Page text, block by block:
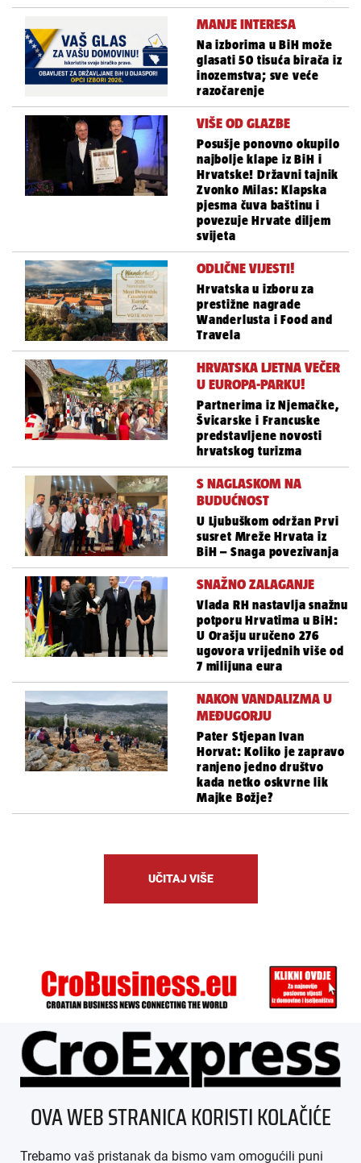
MANJE INTERESA
Na izborima u BiH može
glasati 50 tisuća birača iz
inozemstva; sve veće
razočarenje
VIŠE OD GLAZBE
Posušje ponovno okupilo
najbolje klape iz BiH i
Hrvatske! Državni tajnik
Zvonko Milas: Klapska
pjesma čuva baštinu i
povezuje Hrvate diljem
svijeta
ODLIČNE VIJESTI!
Hrvatska u izboru za
prestižne nagrade
Wanderlusta i Food and
Travela
HRVATSKA LJETNA VEČER
U EUROPA-PARKU!
Partnerima iz Njemačke,
Švicarske i Francuske
predstavljene novosti
hrvatskog turizma
S NAGLASKOM NA
BUDUĆNOST
U Ljubuškom održan Prvi
susret Mreže Hrvata iz
BiH – Snaga povezivanja
SNAŽNO ZALAGANJE
Vlada RH nastavlja snažnu
potporu Hrvatima u BiH:
U Orašju uručeno 276
ugovora vrijednih više od
7 milijuna eura
NAKON VANDALIZMA U
MEĐUGORJU
Pater Stjepan Ivan
Horvat: Koliko je zapravo
ranjeno jedno društvo
kada netko oskvrne lik
Majke Božje?
UČITAJ VIŠE
ÜBER UNS
IMPRESSUM
OVA WEB STRANICA KORISTI KOLAČIĆE
Trebamo vaš pristanak da bismo vam omogućili puni